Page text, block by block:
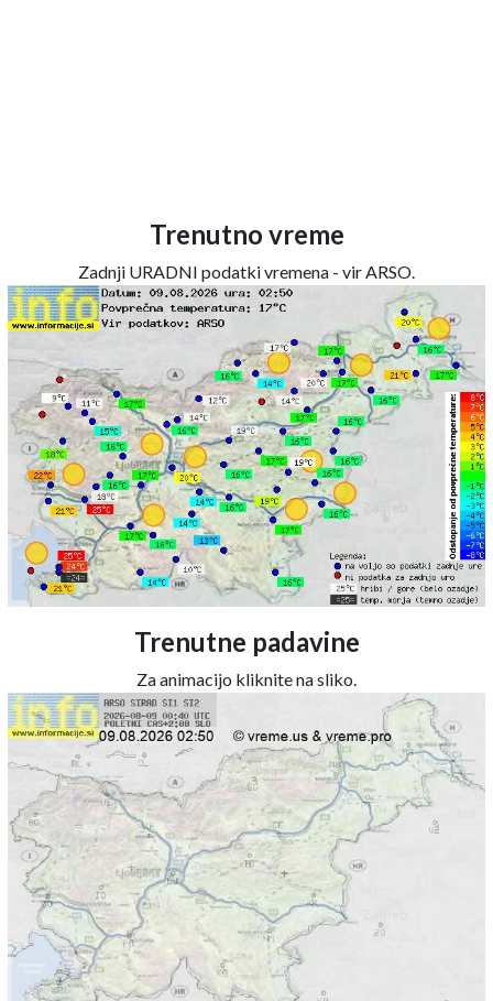
Trenutno vreme
Zadnji URADNI podatki vremena - vir ARSO.
Trenutne padavine
Za animacijo kliknite na sliko.